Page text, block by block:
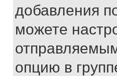
добавления
можете
опцию в